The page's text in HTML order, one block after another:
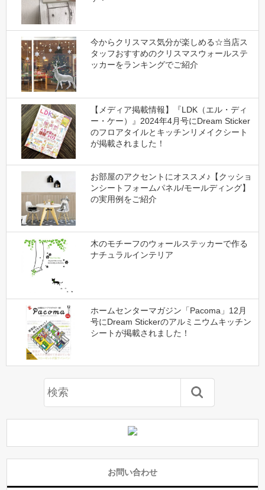
今からクリスマス気分が楽しめる☆当店ス
タッフおすすめのクリスマスウォールステ
ッカーをランキングでご紹介
【メディア掲載情報】『LDK（エル・ディ
ー・ケー）』2024年4月号にDream Sticker
のフロアタイルとキッチンリメイクシート
が掲載されました！
お部屋のアクセントにオススメ♪【クッショ
ンシートフォームパネル/モールディング】
の実用例をご紹介
木のモチーフのウォールステッカーで作る
ナチュラルインテリア
ホームセンターマガジン「Pacoma」12月
号にDream Stickerのアルミニウムキッチン
シートが掲載されました！
お問い合わせ